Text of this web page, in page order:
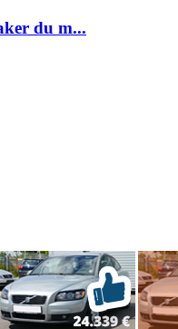
du m...